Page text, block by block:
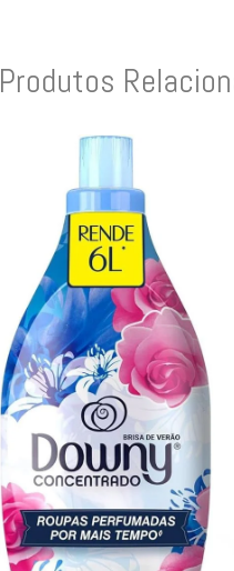
Produtos